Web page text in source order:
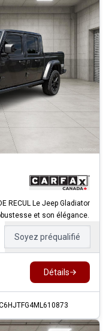
RECUL Le Jeep Gladiator
et son élégance.
Soyez préqualifié
Détails